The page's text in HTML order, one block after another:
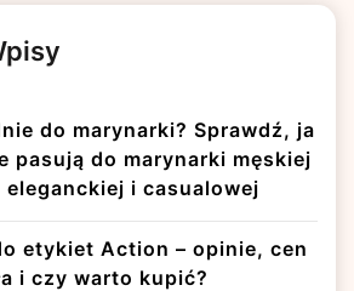
do marynarki? Sprawdź, ja
pasują do marynarki męskiej
eleganckiej i casualowej
etykiet Action – opinie, cen
i czy warto kupić?